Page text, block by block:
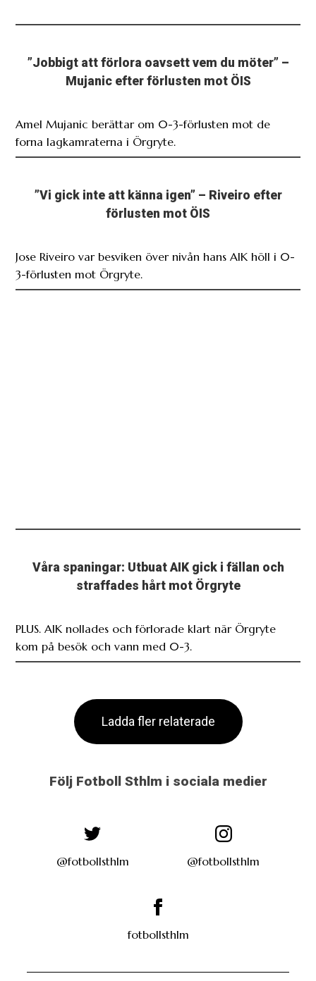
”Jobbigt att förlora oavsett vem du möter” –
Mujanic efter förlusten mot ÖIS
Amel Mujanic berättar om 0-3-förlusten mot de
forna lagkamraterna i Örgryte.
”Vi gick inte att känna igen” – Riveiro efter
förlusten mot ÖIS
Jose Riveiro var besviken över nivån hans AIK höll i 0-
3-förlusten mot Örgryte.
Våra spaningar: Utbuat AIK gick i fällan och
straffades hårt mot Örgryte
PLUS. AIK nollades och förlorade klart när Örgryte
kom på besök och vann med 0-3.
Ladda fler relaterade
Följ Fotboll Sthlm i sociala medier
@fotbollsthlm @fotbollsthlm
fotbollsthlm